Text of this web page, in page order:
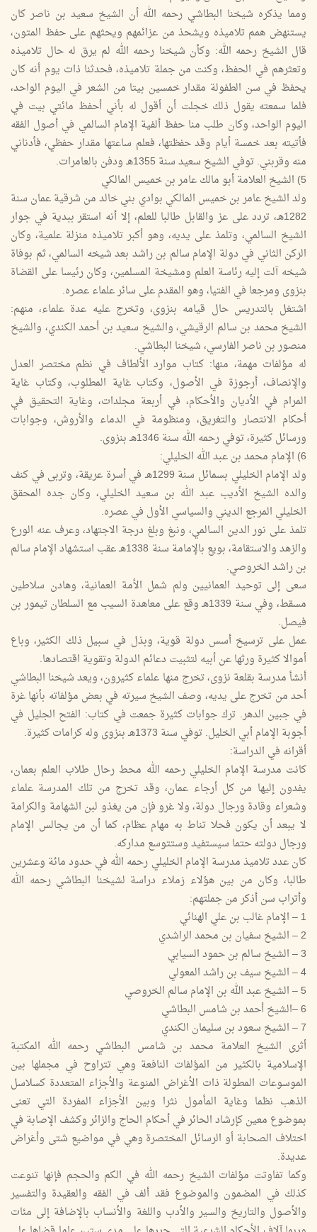
ومما يذكره شيخنا البطاشي رحمه الله أن الشيخ سعيد بن ناصر كان
يستنهض همم تلاميذه ويشحذ من عزائمهم ويحثهم على حفظ المتون،
قال الشيخ رحمه الله: وكأن شيخنا رحمه الله لم يرق له حال تلاميذه
وتعثرهم في الحفظ، وكنت من جملة تلاميذه، فحدثنا ذات يوم أنه كان
يحفظ في سن الطفولة مقدار خمسين بيتا من الشعر في اليوم الواحد،
فلما سمعته يقول ذلك خجلت أن أقول له بأني أحفظ مائتي بيت في
اليوم الواحد، وكان طلب منا حفظ ألفية الإمام السالمي في أصول الفقه
فأتيته بعد خمسة أيام وقد حفظتها، فعلم ساعتها مقدار حفظي، فأدناني
منه وقربني. توفي الشيخ سعيد سنة 1355هـ ودفن بالعامرات.
5) الشيخ العلامة أبو مالك عامر بن خميس المالكي
ولد الشيخ عامر بن خميس المالكي بوادي بني خالد من شرقية عمان سنة
1282هـ، تردد على عز والقابل طالبا للعلم، إلا أنه استقر ببدية في جوار
الشيخ السالمي، وتلمذ على يديه، وهو أكبر تلاميذه منزلة علمية، وكان
الركن الثاني في دولة الإمام سالم بن راشد بعد شيخه السالمي، ثم بوفاة
شيخه آلت إليه رئاسة العلم ومشيخة المسلمين، وكان رئيسا على القضاة
بنزوى ومرجعا في الفتيا، وهو المقدم على سائر علماء عصره.
اشتغل بالتدريس حال قيامه بنزوى، وتخرج عليه عدة علماء، منهم:
الشيخ محمد بن سالم الرقيشي، والشيخ سعيد بن أحمد الكندي، والشيخ
منصور بن ناصر الفارسي، شيخنا البطاشي.
له مؤلفات مهمة، منها: كتاب موارد الألطاف في نظم مختصر العدل
والإنصاف، أرجوزة في الأصول، وكتاب غاية المطلوب، وكتاب غاية
المرام في الأديان والأحكام، في أربعة مجلدات، وغاية التحقيق في
أحكام الانتصار والتغريق، ومنظومة في الدماء والأروش، وجوابات
ورسائل كثيرة، توفي رحمه الله سنة 1346هـ بنزوى.
6) الإمام محمد بن عبد الله الخليلي:
ولد الإمام الخليلي بسمائل سنة 1299هـ في أسرة عريقة، وتربى في كنف
والده الشيخ الأديب عبد الله بن سعيد الخليلي، وكان جده المحقق
الخليلي المرجع الديني والسياسي الأول في عصره.
تلمذ على نور الدين السالمي، ونبغ وبلغ درجة الاجتهاد، وعرف عنه الورع
والزهد والاستقامة، بويع بالإمامة سنة 1338هـ عقب استشهاد الإمام سالم
بن راشد الخروصي.
سعى إلى توحيد العمانيين ولم شمل الأمة العمانية، وهادن سلاطين
مسقط، وفي سنة 1339هـ وقع على معاهدة السيب مع السلطان تيمور بن
فيصل.
عمل على ترسيخ أسس دولة قوية، وبذل في سبيل ذلك الكثير، وباع
أموالا كثيرة ورثها عن أبيه لتثبيت دعائم الدولة وتقوية اقتصادها.
أنشأ مدرسة بقلعة نزوى، تخرج منها علماء كثيرون، ويعد شيخنا البطاشي
أحد من تخرج على يديه، وصف الشيخ سيرته في بعض مؤلفاته بأنها غرة
في جبين الدهر. ترك جوابات كثيرة جمعت في كتاب: الفتح الجليل في
أجوبة الإمام أبي الخليل. توفي سنة 1373هـ بنزوى وله كرامات كثيرة.
أقرانه في الدراسة:
كانت مدرسة الإمام الخليلي رحمه الله محط رحال طلاب العلم بعمان،
يفدون إليها من كل أرجاء عمان، وقد تخرج من تلك المدرسة علماء
وشعراء وقادة ورجال دولة، ولا غرو فإن من يغذو لبن الشهامة والكرامة
لا يبعد أن يكون فحلا تناط به مهام عظام، كما أن من يجالس الإمام
ورجال دولته حتما سيستفيد وستتوسع مداركه.
كان عدد تلاميذ مدرسة الإمام الخليلي رحمه الله في حدود مائة وعشرين
طالبا، وكان من بين هؤلاء زملاء دراسة لشيخنا البطاشي رحمه الله
وأتراب سن أذكر من جملتهم:
1 – الإمام غالب بن علي الهنائي
2 – الشيخ سفيان بن محمد الراشدي
3 – الشيخ سالم بن حمود السيابي
4 – الشيخ سيف بن راشد المعولي
5 – الشيخ عبد الله بن الإمام سالم الخروصي
6 –الشيخ أحمد بن شامس البطاشي
7 – الشيخ سعود بن سليمان الكندي
أثرى الشيخ العلامة محمد بن شامس البطاشي رحمه الله المكتبة
الإسلامية بالكثير من المؤلفات النافعة وهي تتراوح في مجملها بين
الموسوعات المطولة ذات الأغراض المنوعة والأجزاء المتعددة كسلاسل
الذهب نظما وغاية المأمول نثرا وبين الأجزاء المفردة التي تعنى
بموضوع معين كإرشاد الحائر في أحكام الحاج والزائر وكشف الإصابة في
اختلاف الصحابة أو الرسائل المختصرة وهي في مواضيع شتى وأغراض
عديدة.
وكما تفاوتت مؤلفات الشيخ رحمه الله في الكم والحجم فإنها تنوعت
كذلك في المضمون والموضوع فقد ألف في الفقه والعقيدة والتفسير
والأصول والتاريخ والسير والأدب واللغة والأنساب بالإضافة إلى مئات